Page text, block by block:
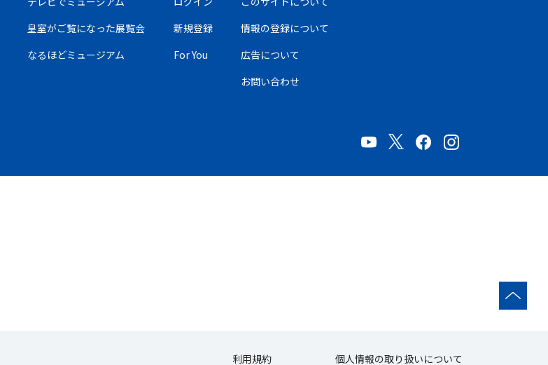
皇室がご覧になった展覧会
なるほどミュージアム
新規登録
For You
情報の登録について
広告について
お問い合わせ
利用規約 個人情報の取り扱いについて